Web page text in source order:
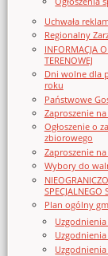
Uchwała
Regionalny
INFORMACJA
TERENOWEJ
Dni wolne dla
roku
Państwowe
Zaproszenie
Ogłoszenie o
zbiorowego
Zaproszenie
Wybory do
SPECJALNEGO
Plan ogólny
Uzgodnienia
Uzgodnienia
Uzgodnienia